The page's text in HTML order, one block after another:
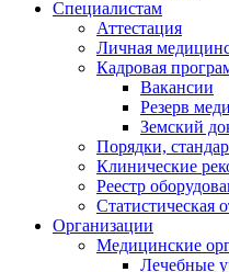
Специалистам
Аттестация
Личная
Кадровая
Вакансии
Резерв
Земский
Порядки,
Клинические
Реестр
Статистическая
Организации
Медицинские
Лечебные